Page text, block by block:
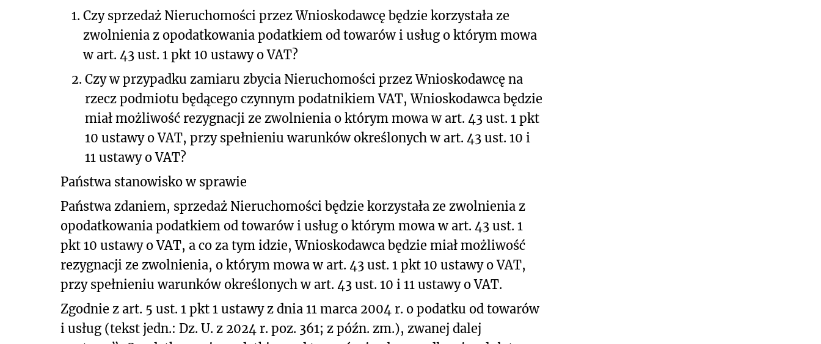
1. Czy sprzedaż Nieruchomości przez Wnioskodawcę będzie korzystała ze
zwolnienia z opodatkowania podatkiem od towarów i usług o którym mowa
w art. 43 ust. 1 pkt 10 ustawy o VAT?
2. Czy w przypadku zamiaru zbycia Nieruchomości przez Wnioskodawcę na
rzecz podmiotu będącego czynnym podatnikiem VAT, Wnioskodawca będzie
miał możliwość rezygnacji ze zwolnienia o którym mowa w art. 43 ust. 1 pkt
10 ustawy o VAT, przy spełnieniu warunków określonych w art. 43 ust. 10 i
11 ustawy o VAT?
Państwa stanowisko w sprawie
Państwa zdaniem, sprzedaż Nieruchomości będzie korzystała ze zwolnienia z
opodatkowania podatkiem od towarów i usług o którym mowa w art. 43 ust. 1
pkt 10 ustawy o VAT, a co za tym idzie, Wnioskodawca będzie miał możliwość
rezygnacji ze zwolnienia, o którym mowa w art. 43 ust. 1 pkt 10 ustawy o VAT,
przy spełnieniu warunków określonych w art. 43 ust. 10 i 11 ustawy o VAT.
Zgodnie z art. 5 ust. 1 pkt 1 ustawy z dnia 11 marca 2004 r. o podatku od towarów
i usług (tekst jedn.: Dz. U. z 2024 r. poz. 361; z późn. zm.), zwanej dalej